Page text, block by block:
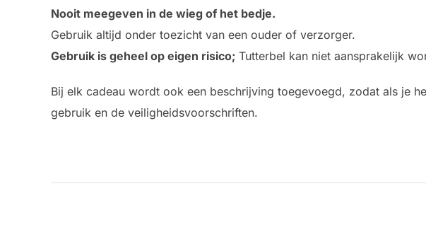
Nooit meegeven in de wieg of het bedje.
Gebruik altijd onder toezicht van een ouder of verzorger.
Gebruik is geheel op eigen risico; Tutterbel kan niet aansprakelijk
Bij elk cadeau wordt ook een beschrijving toegevoegd, zodat als je
gebruik en de veiligheidsvoorschriften.